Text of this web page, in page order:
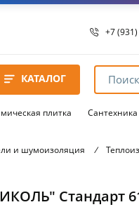
+7
8 8172
8 8172
КАТАЛОГ
плитка Сантехника
и шумоизоляция /
Стандарт